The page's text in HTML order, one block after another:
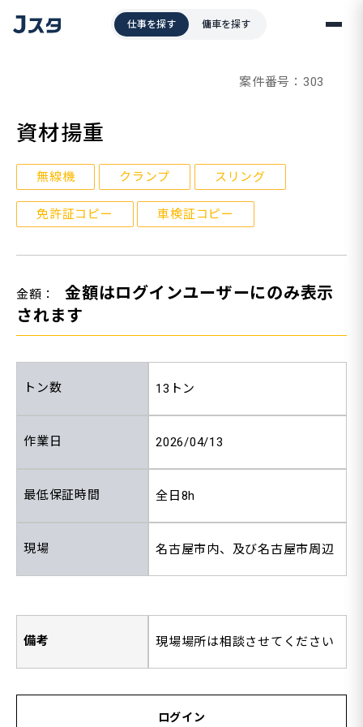
仕事を探す 傭車を探す
資材揚重
無線機 クランプ スリング
免許証コピー 車検証コピー
案件番号：303
トン数 13トン
作業日 2026/04/13
最低保証時間 全日8h
現場 名古屋市内、及び名古屋市周辺
金額：
金額はログインユーザーにのみ表示
されます
備考 現場場所は相談させてください
ログイン